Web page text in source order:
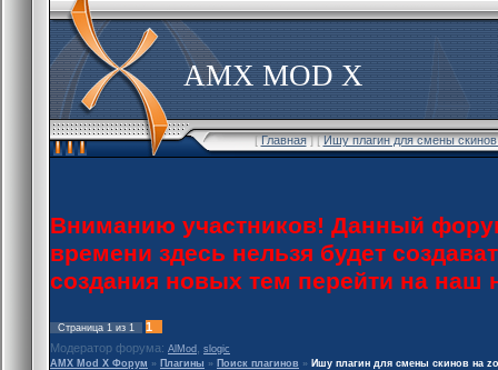
AMX MOD X
[Главная] [Ишу плагин для смены
Вниманию участников! Данный
времени здесь нельзя будет
создания новых тем перейти на
Страница 1 из 1
1
Модератор форума: AlMod
slogic
AMX Mod X Форум » Плагины » Поиск плагинов » Ишу плагин для смены скинов на